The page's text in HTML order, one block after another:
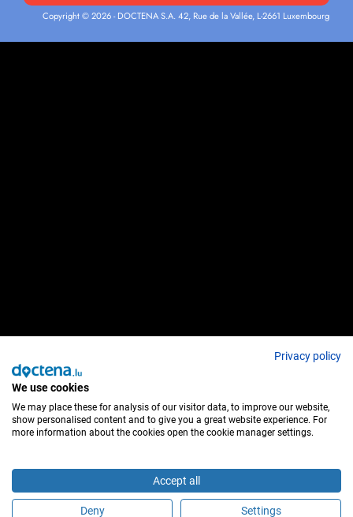
Copyright © 2026 - DOCTENA S.A. 42, Rue de la Vallée, L-2661 Luxembourg
Privacy policy
We use cookies
We may place these for analysis of our visitor data, to improve our website,
show personalised content and to give you a great website experience. For
more information about the cookies open the cookie manager settings.
Accept all
Deny Settings